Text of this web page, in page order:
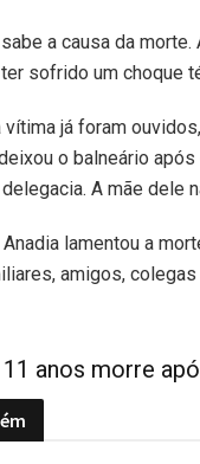
a causa da
sofrido um choque
vítima já foram
o balneário
A mãe dele
lamentou a
amigos,
anos morre